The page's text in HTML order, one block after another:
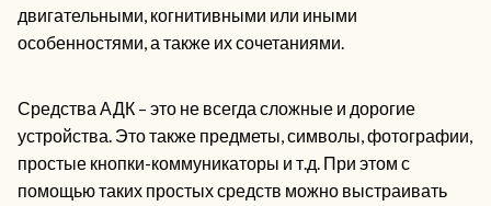
двигательными, когнитивными или иными
особенностями, а также их сочетаниями.
Средства АДК – это не всегда сложные и дорогие
устройства. Это также предметы, символы, фотографии,
простые кнопки-коммуникаторы и т.д. При этом с
помощью таких простых средств можно выстраивать